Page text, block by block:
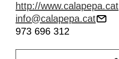
http://www.calapepa.cat
info@calapepa.cat
973 696 312